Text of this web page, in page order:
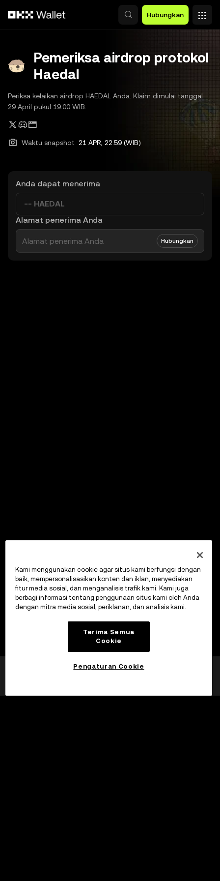
Hubungkan
Pemeriksa airdrop protokol
Haedal
Periksa kelaikan airdrop HAEDAL Anda. Klaim dimulai tanggal
29 April pukul 19.00 WIB.
Waktu snapshot 21 APR, 22.59 (WIB)
Anda dapat menerima
-- HAEDAL
Alamat penerima Anda
Hubungkan
Kami menggunakan cookie agar situs kami berfungsi dengan
baik, mempersonalisasikan konten dan iklan, menyediakan
fitur media sosial, dan menganalisis trafik kami. Kami juga
berbagi informasi tentang penggunaan situs kami oleh Anda
dengan mitra media sosial, periklanan, dan analisis kami.
Terima Semua
Cookie
Pengaturan Cookie